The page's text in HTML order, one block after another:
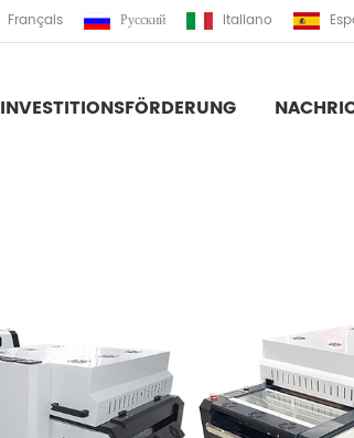
Français Русский Italiano
INVESTITIONSFÖRDERUNG